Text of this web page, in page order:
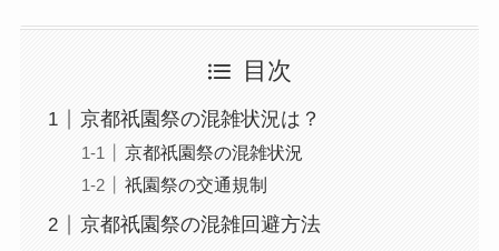
目次
京都祇園祭の混雑状況は？
京都祇園祭の混雑状況
祇園祭の交通規制
京都祇園祭の混雑回避方法